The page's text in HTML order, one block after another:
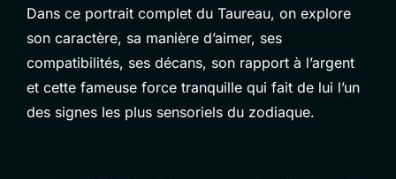
Dans ce portrait complet du Taureau, on explore
son caractère, sa manière d’aimer, ses
compatibilités, ses décans, son rapport à l’argent
et cette fameuse force tranquille qui fait de lui l’un
des signes les plus sensoriels du zodiaque.